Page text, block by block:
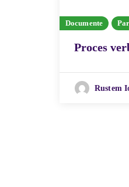
Documente
Proces
Rustem